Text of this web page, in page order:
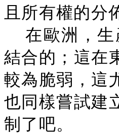
且所有權的分
在歐洲，
結合的；這在
較為脆弱，這
也同樣嘗試建
制了吧。